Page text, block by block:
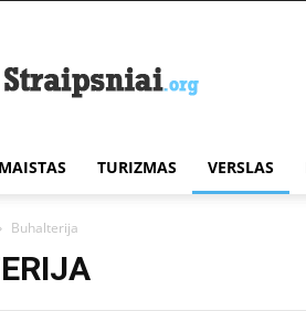
straipsniai
MAISTAS TURIZMAS VERSLAS
Buhalterija